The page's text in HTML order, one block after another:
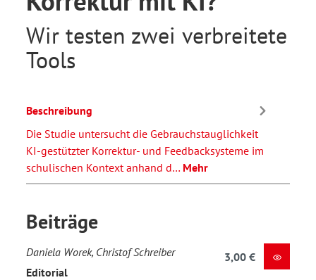
Wir testen zwei verbreitete
Tools
Beschreibung
Die Studie untersucht die Gebrauchstauglichkeit
KI-gestützter Korrektur- und Feedbacksysteme im
schulischen Kontext anhand d… Mehr
Beiträge
Daniela Worek, Christof Schreiber
Editorial
3,00 €